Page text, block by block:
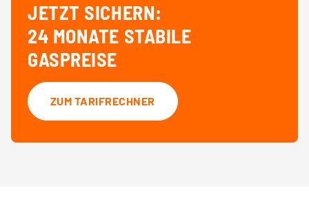
JETZT SICHERN:
24 MONATE STABILE
GASPREISE
ZUM TARIFRECHNER